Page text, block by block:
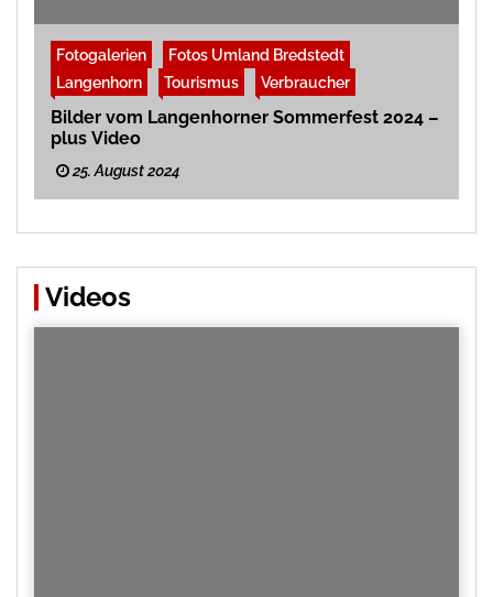
Fotogalerien
Fotos Umland Bredstedt
Langenhorn
Tourismus Verbraucher
Bilder vom Langenhorner Sommerfest 2024 –
plus Video
25. August 2024
Videos